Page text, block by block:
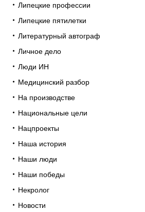
Липецкие профессии
Липецкие пятилетки
Литературный автограф
Личное дело
Люди ИН
Медицинский разбор
На производстве
Национальные цели
Нацпроекты
Наша история
Наши люди
Наши победы
Некролог
Новости